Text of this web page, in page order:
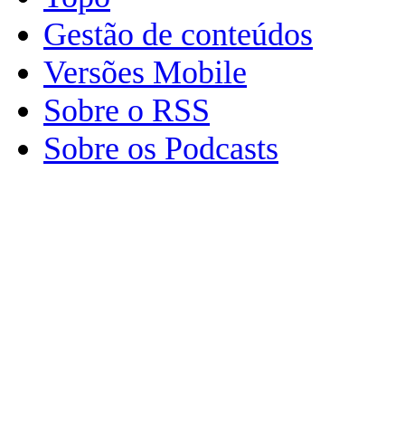
Gestão de conteúdos
Versões Mobile
Sobre o RSS
Sobre os Podcasts